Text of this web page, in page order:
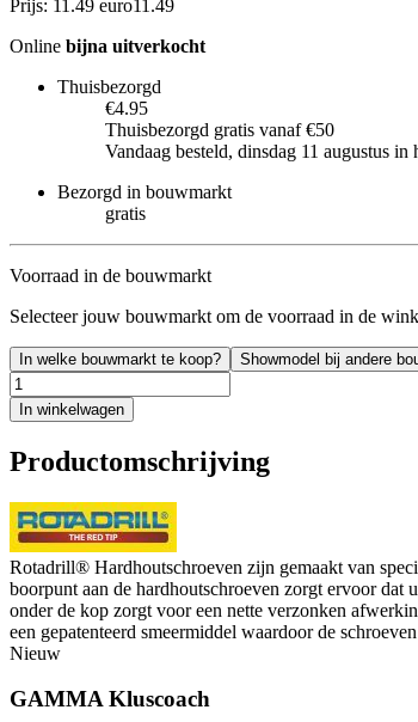
Prijs: 11.49 euro11 .49
Online bijna uitverkocht
Thuisbezorgd
€4.95
Thuisbezorgd gratis vanaf €50
Vandaag besteld, dinsdag 11 augustus in
Bezorgd in bouwmarkt
gratis
Voorraad in de bouwmarkt
Selecteer jouw bouwmarkt om de voorraad in de
In welke bouwmarkt te koop? Showmodel bij andere
In winkelwagen
Productomschrijving
Rotadrill® Hardhoutschroeven zijn gemaakt van
boorpunt aan de hardhoutschroeven zorgt ervoor
onder de kop zorgt voor een nette verzonken
een gepatenteerd smeermiddel waardoor de
Nieuw
GAMMA Kluscoach